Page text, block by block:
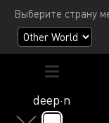
Выберите страну
deep·n